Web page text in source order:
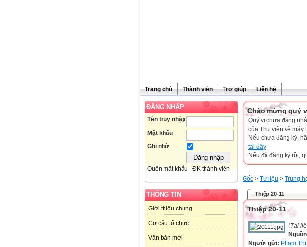
Trang chủ Thành viên Trợ giúp Liên hệ
ĐĂNG NHẬP
Tên truy nhập
Mật khẩu
Ghi nhớ
Quên mật khẩu ĐK thành viên
THÔNG TIN
Giới thiệu chung
Cơ cấu tổ chức
Văn bản mới
Chào mừng quý
Quý vị chưa đăng
của Thư viện về máy
Nếu chưa đăng ký,
tại đây
Nếu đã đăng ký rồi,
Gốc > Tư liệu > Trung
Thiệp 20-11
Thiệp 20-11
(Tài
Người gửi: Phạm